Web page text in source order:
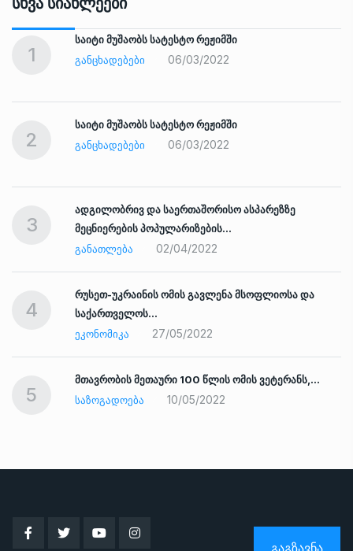
1
საიტი მუშაობს სატესტო რეჟიმში
ᲒᲐᲜᲪᲮᲐᲓᲔᲑᲔᲑᲘ
06/03/2022
2
საიტი მუშაობს სატესტო რეჟიმში
ᲒᲐᲜᲪᲮᲐᲓᲔᲑᲔᲑᲘ
06/03/2022
3
ადგილობრივ და საერთაშორისო ასპარეზზე
მეცნიერების პოპულარიზების…
ᲒᲐᲜᲐᲗᲚᲔᲑᲐ
02/04/2022
4
რუსეთ-უკრაინის ომის გავლენა მსოფლიოსა და
საქართველოს…
ᲔᲙᲝᲜᲝᲛᲘᲙᲐ
27/05/2022
5
მთავრობის მეთაური 100 წლის ომის ვეტერანს,…
ᲡᲐᲖᲝᲒᲐᲓᲝᲔᲑᲐ
10/05/2022
ᲒᲐᲒᲖᲐᲕᲜᲐ